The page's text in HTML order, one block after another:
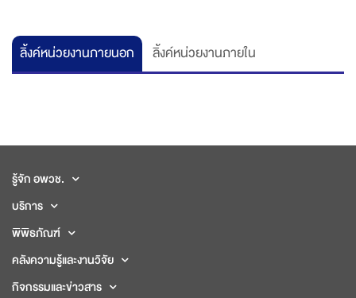
ลิ้งค์หน่วยงานภายนอก ลิ้งค์หน่วยงานภายใน
รู้จัก อพวช.
บริการ
พิพิธภัณฑ์
คลังความรู้และงานวิจัย
กิจกรรมและข่าวสาร